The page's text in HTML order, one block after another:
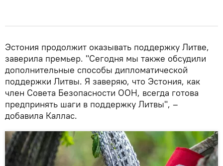
Эстония продолжит оказывать поддержку Литве,
заверила премьер. "Сегодня мы также обсудили
дополнительные способы дипломатической
поддержки Литвы. Я заверяю, что Эстония, как
член Совета Безопасности ООН, всегда готова
предпринять шаги в поддержку Литвы", –
добавила Каллас.